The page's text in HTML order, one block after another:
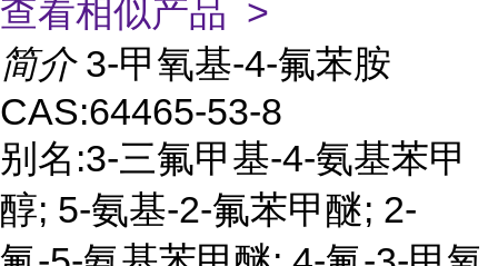
查看相似产品 >
简介 3-甲氧基-4-氟苯胺
CAS:64465-53-8
别名:3-三氟甲基-4-氨基苯甲
醇; 5-氨基-2-氟苯甲醚; 2-